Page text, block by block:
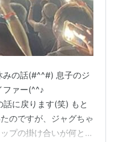
みの話(#^^#) 息子のジ
ファー(^^♪
に戻ります(笑) もと
のですが、ジャグちゃ
プの掛け合いが何とも